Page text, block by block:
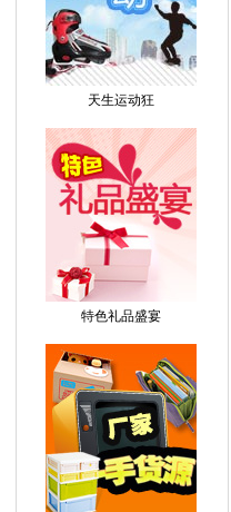
天生运动狂
特色礼品盛宴